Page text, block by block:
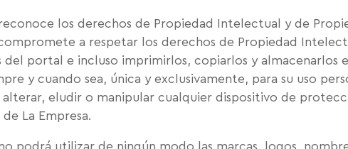
reconoce los derechos de Propiedad Intelectual y de
a respetar los derechos de Propiedad
del portal e incluso imprimirlos, copiarlos y almacenarlos
y cuando sea, única y exclusivamente, para su uso
alterar, eludir o manipular cualquier dispositivo de
La Empresa.